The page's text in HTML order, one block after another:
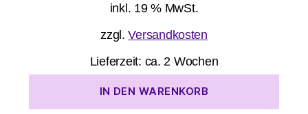
inkl. 19 % MwSt.
zzgl.Versandkosten
Lieferzeit: ca. 2 Wochen
IN DEN WARENKORB